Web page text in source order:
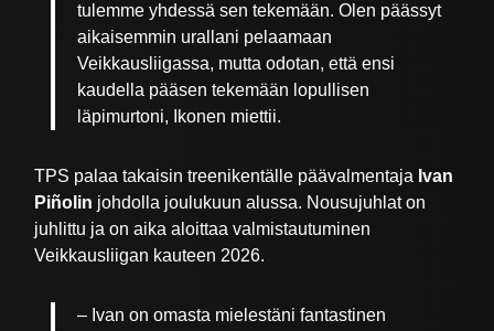
tulemme yhdessä sen tekemään. Olen päässyt
aikaisemmin urallani pelaamaan
Veikkausliigassa, mutta odotan, että ensi
kaudella pääsen tekemään lopullisen
läpimurtoni, Ikonen miettii.
TPS palaa takaisin treenikentälle päävalmentaja Ivan
Piñolin johdolla joulukuun alussa. Nousujuhlat on
juhlittu ja on aika aloittaa valmistautuminen
Veikkausliigan kauteen 2026.
– ⁠⁠Ivan on omasta mielestäni fantastinen